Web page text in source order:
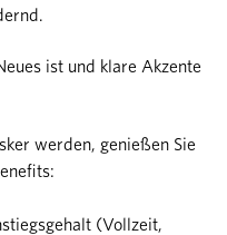
ist und klare Akzente
werden, genießen Sie
(Vollzeit,